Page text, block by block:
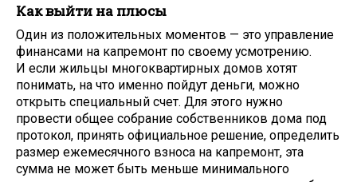
Как выйти на плюсы
Один из положительных моментов — это управление
финансами на капремонт по своему усмотрению.
И если жильцы многоквартирных домов хотят
понимать, на что именно пойдут деньги, можно
открыть специальный счет. Для этого нужно
провести общее собрание собственников дома под
протокол, принять официальное решение, определить
размер ежемесячного взноса на капремонт, эта
сумма не может быть меньше минимального